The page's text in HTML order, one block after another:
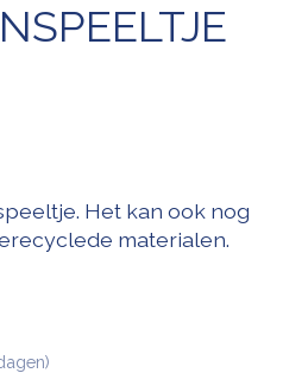
Het kan ook nog
materialen.
is